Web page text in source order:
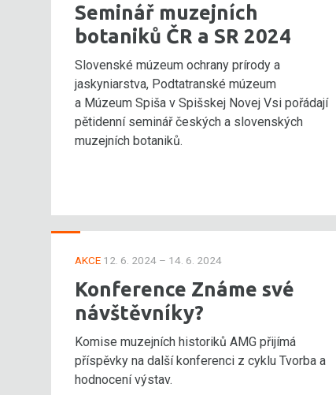
Seminář muzejních
botaniků ČR a SR 2024
Slovenské múzeum ochrany prírody a
jaskyniarstva, Podtatranské múzeum
a Múzeum Spiša v Spišskej Novej Vsi pořádají
pětidenní seminář českých a slovenských
muzejních botaniků.
AKCE 12. 6. 2024 – 14. 6. 2024
Konference Známe své
návštěvníky?
Komise muzejních historiků AMG přijímá
příspěvky na další konferenci z cyklu Tvorba a
hodnocení výstav.